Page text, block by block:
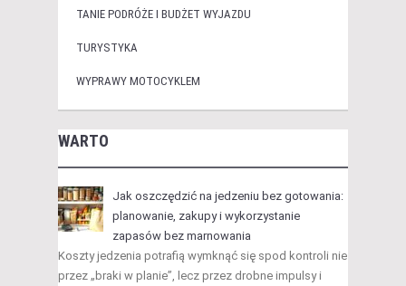
TANIE PODRÓŻE I BUDŻET WYJAZDU
TURYSTYKA
WYPRAWY MOTOCYKLEM
WARTO
Jak oszczędzić na jedzeniu bez gotowania:
planowanie, zakupy i wykorzystanie
zapasów bez marnowania
Koszty jedzenia potrafią wymknąć się spod kontroli nie
przez „braki w planie”, lecz przez drobne impulsy i